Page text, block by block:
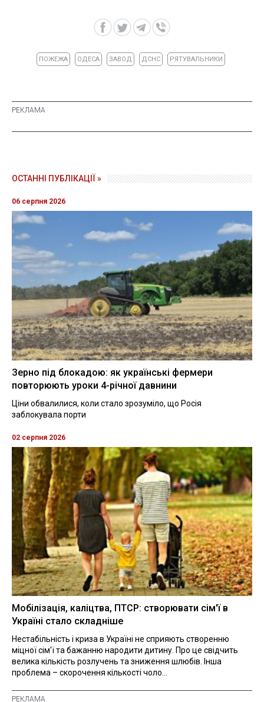
ПОЖЕЖА ОДЕСА ЗАВОД ДСНС РЯТУВАЛЬНИКИ
ОСТАННІ ПУБЛІКАЦІЇ »
06 серпня 2026
Зерно під блокадою: як українські фермери
повторюють уроки 4-річної давнини
Ціни обвалилися, коли стало зрозуміло, що Росія
заблокувала порти
02 серпня 2026
Мобілізація, каліцтва, ПТСР: створювати сім'ї в
Україні стало складніше
Нестабільність і криза в Україні не сприяють створенню
міцної сім'ї та бажанню народити дитину. Про це свідчить
велика кількість розлучень та зниження шлюбів. Інша
проблема – скорочення кількості чоло...